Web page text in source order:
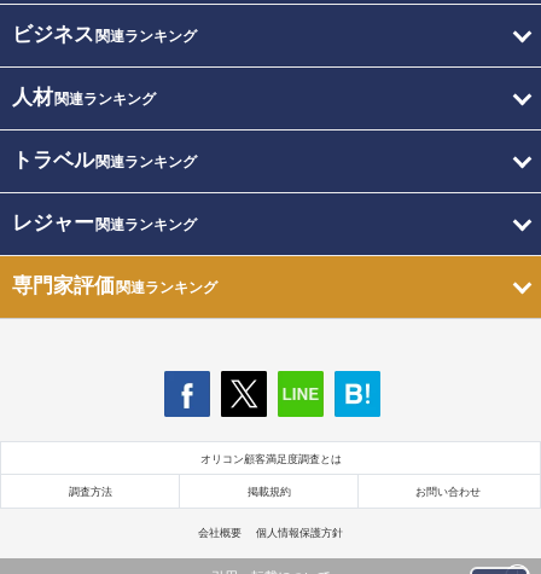
ビジネス 関連ランキング
人材関連ランキング
トラベル関連ランキング
レジャー関連ランキング
専門家評価関連ランキング
オリコン顧客満足度調査とは
調査方法 掲載規約 お問い合わせ
会社概要 個人情報保護方針